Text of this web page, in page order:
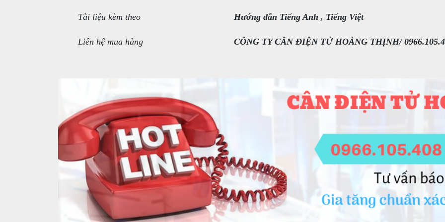
Tài liệu kèm theo Hướng dẫn Tiếng Anh , Tiếng Việt
Liên hệ mua hàng CÔNG TY CÂN ĐIỆN TỬ HOÀNG THỊNH/